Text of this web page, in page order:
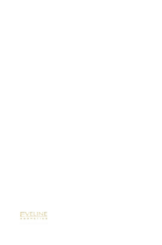
PRODUCENTA: